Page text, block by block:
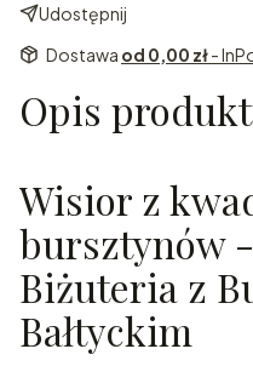
Udostępnij
Dostawa od 0,00 zł-
Opis
Wisior z
bursztynów
Biżuteria z
Bałtyckim